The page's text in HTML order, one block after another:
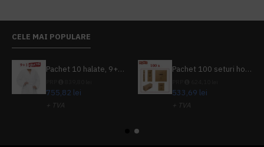
CELE MAI POPULARE
Pachet 10 halate, 9+1 gratuit
755,82 lei
+ TVA
Pachet 100 seturi hoteliere, set dentar, set barbierit, casca de dus, pila unghii, set cusut
533,69 lei
+ TVA